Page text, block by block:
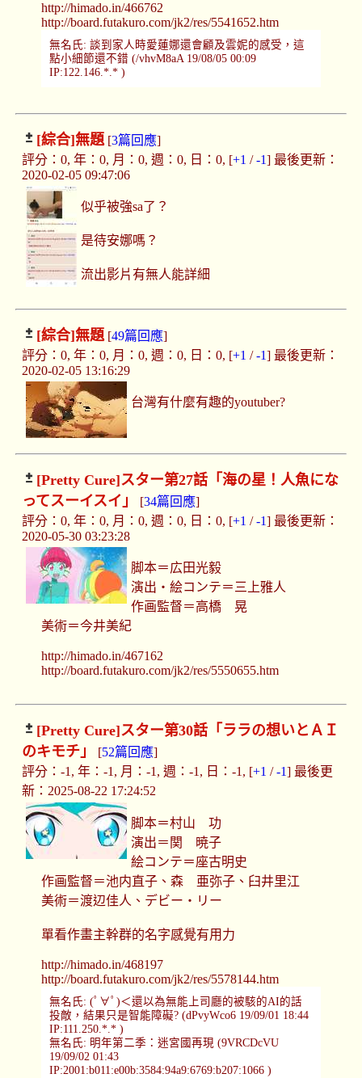
http://himado.in/466762
http://board.futakuro.com/jk2/res/5541652.htm
無名氏: 談到家人時愛蓮娜還會顧及雲妮的感受，這
點小細節還不錯 (/vhvM8aA 19/08/05 00:09
IP:122.146.*.* )
[綜合]無題[3篇回應]
評分：0, 年：0, 月：0, 週：0, 日：0, [+1 /-1] 最後更新：
2020-02-05 09:47:06
似乎被強sa了？
是待安娜嗎？
流出影片有無人能詳細
[綜合]無題[49篇回應]
評分：0, 年：0, 月：0, 週：0, 日：0, [+1 /-1] 最後更新：
2020-02-05 13:16:29
台灣有什麼有趣的youtuber?
[Pretty Cure]スター第27話「海の星！人魚にな
ってスーイスイ」
[34篇回應]
評分：0, 年：0, 月：0, 週：0, 日：0, [+1 /-1] 最後更新：
2020-05-30 03:23:28
脚本＝広田光毅
演出・絵コンテ＝三上雅人
作画監督＝高橋 晃
美術＝今井美紀
http://himado.in/467162
http://board.futakuro.com/jk2/res/5550655.htm
[Pretty Cure]スター第30話「ララの想いとＡＩ
のキモチ」
[52篇回應]
評分：-1, 年：-1, 月：-1, 週：-1, 日：-1, [+1 /-1] 最後更
新：2025-08-22 17:24:52
脚本＝村山 功
演出＝関 暁子
絵コンテ＝座古明史
作画監督＝池内直子、森 亜弥子、臼井里江
美術＝渡辺佳人、デビー・リー
單看作畫主幹群的名字感覺有用力
http://himado.in/468197
http://board.futakuro.com/jk2/res/5578144.htm
無名氏: (ﾟ∀ﾟ)＜還以為無能上司廳的被駭的AI的話
投敵，結果只是智能障礙? (dPvyWco6 19/09/01 18:44
IP:111.250.*.* )
無名氏: 明年第二季：迷宮國再現 (9VRCDcVU
19/09/02 01:43
IP:2001:b011:e00b:3584:94a9:6769:b207:1066 )